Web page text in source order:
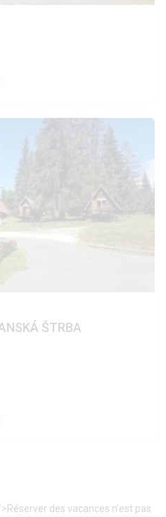
ŠTRBA
des vacances n’est pas